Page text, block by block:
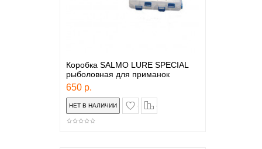
Коробка SALMO LURE SPECIAL
рыболовная для приманок
650 р.
в закладки